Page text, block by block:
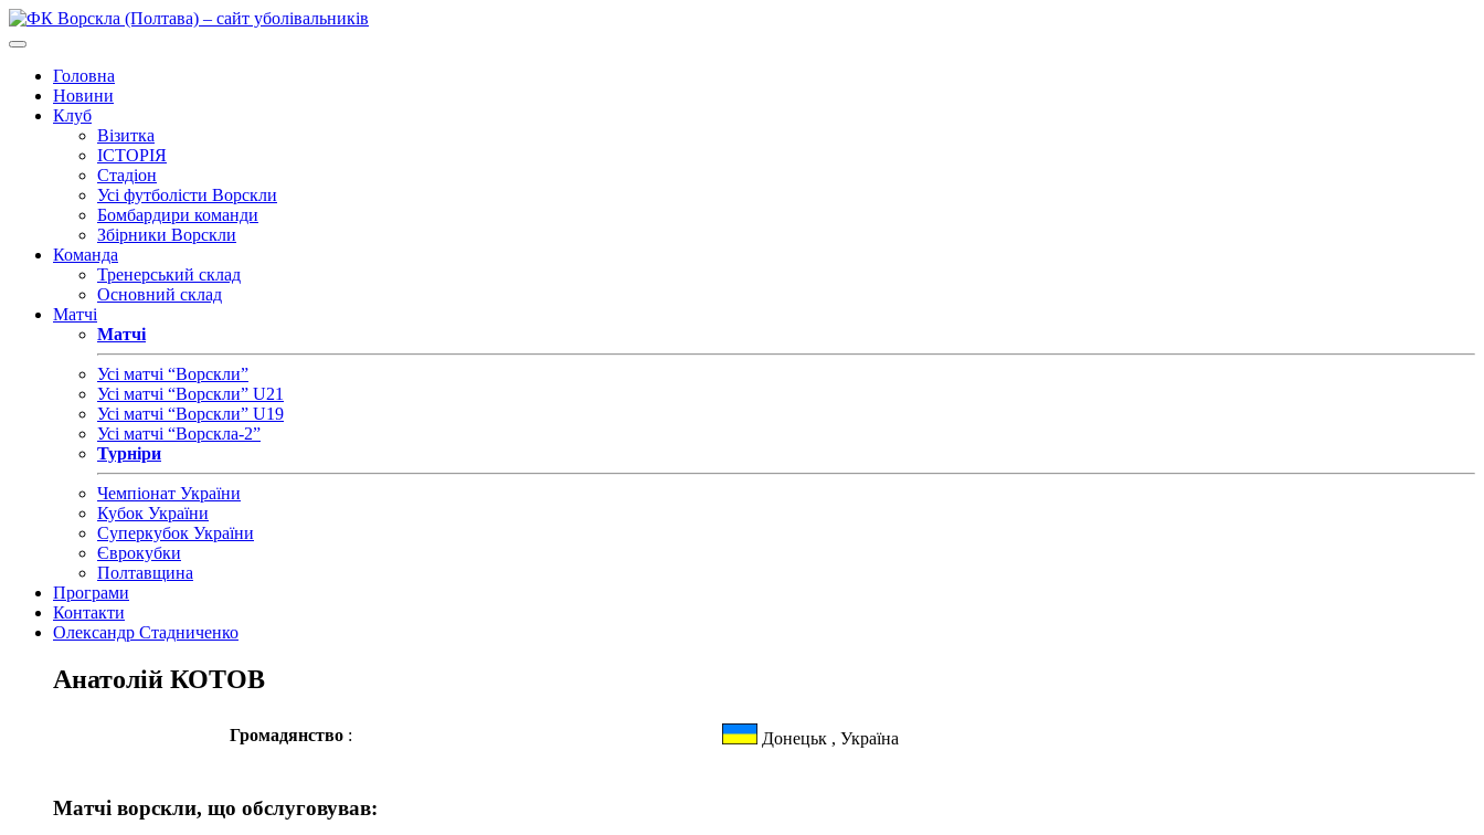
Головна
Новини
Клуб
Візитка
ІСТОРІЯ
Стадіон
Усі футболісти Ворскли
Бомбардири команди
Збірники Ворскли
Команда
Тренерський склад
Основний склад
Матчі
Матчі
Усі матчі “Ворскли”
Усі матчі “Ворскли” U21
Усі матчі “Ворскли” U19
Усі матчі “Ворскла-2”
Турніри
Чемпіонат України
Кубок України
Суперкубок України
Єврокубки
Полтавщина
Програми
Контакти
Олександр Стадниченко
Анатолій КОТОВ
Громадянство : Донецьк , Україна
Матчі ворскли, що обслуговував: